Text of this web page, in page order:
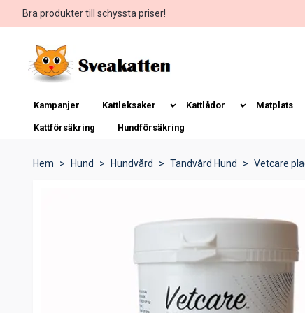
Bra produkter till schyssta priser!
Kampanjer Kattleksaker Kattlådor Matplats
Kattförsäkring Hundförsäkring
Hem Hund Hundvård Tandvård Hund Vetcare